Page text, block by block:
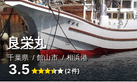
良栄丸
千葉県 館山市 相浜港
3.5 (2件)